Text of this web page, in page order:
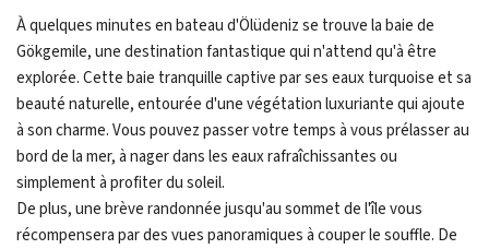
À quelques minutes en bateau d'Ölüdeniz se trouve la baie de
Gökgemile, une destination fantastique qui n'attend qu'à être
explorée. Cette baie tranquille captive par ses eaux turquoise et sa
beauté naturelle, entourée d'une végétation luxuriante qui ajoute
à son charme. Vous pouvez passer votre temps à vous prélasser au
bord de la mer, à nager dans les eaux rafraîchissantes ou
simplement à profiter du soleil.
De plus, une brève randonnée jusqu'au sommet de l'île vous
récompensera par des vues panoramiques à couper le souffle. De